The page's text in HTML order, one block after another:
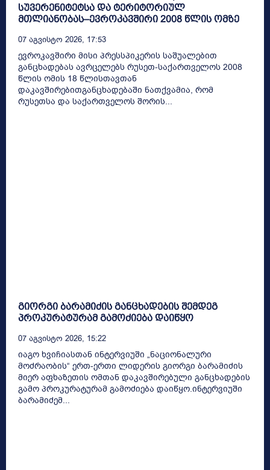
სუვერენიტეტსა და ტერიტორიულ
მთლიანობას–ევროკავშირი 2008 წლის ომზე
07 Აგვისტო 2026, 17:53
ევროკავშირი მისი პრესსპიკერის საშუალებით
განცხადებას ავრცელებს რუსეთ-საქართველოს 2008
წლის ომის 18 წლისთავთან
დაკავშირებითგანცხადებაში ნათქვამია, რომ
რუსეთსა და საქართველოს შორის...
გიორგი ბარამიძის განცხადების შემდეგ
პროკურატურამ გამოძიება დაიწყო
07 Აგვისტო 2026, 15:22
იაგო ხვიჩიასთან ინტერვიუში „ნაციონალური
მოძრაობის“ ერთ-ერთი ლიდერის გიორგი ბარამიძის
მიერ აფხაზეთის ომთან დაკავშირებული განცხადების
გამო პროკურატურამ გამოძიება დაიწყო.ინტერვიუში
ბარამიძემ...